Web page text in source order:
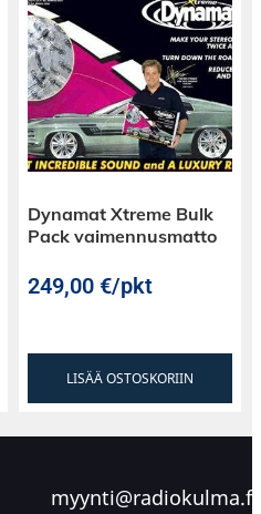
Dynamat Xtreme Bulk
Pack vaimennusmatto
249,00€/pkt
LISÄÄ OSTOSKORIIN
myynti@radiokulma.fi